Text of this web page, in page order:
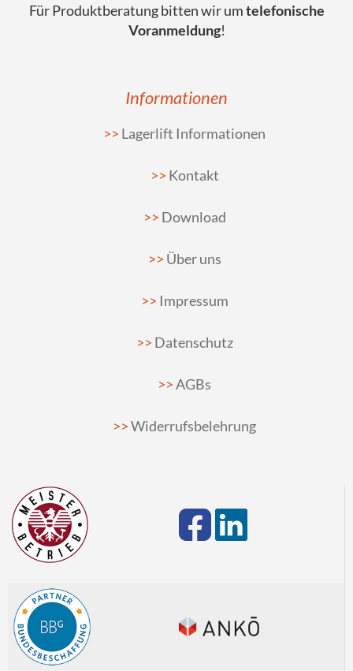
Für Produktberatung bitten wir umtelefonische
Voranmeldung!
Informationen
Lagerlift Informationen
Kontakt
Download
Über uns
Impressum
Datenschutz
AGBs
Widerrufsbelehrung